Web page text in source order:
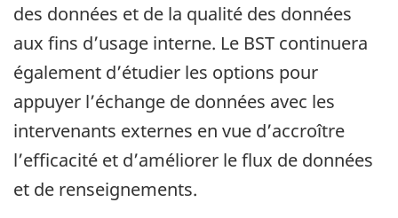
des données et de la qualité des données
aux fins d’usage interne. Le BST continuera
également d’étudier les options pour
appuyer l’échange de données avec les
intervenants externes en vue d’accroître
l’efficacité et d’améliorer le flux de données
et de renseignements.